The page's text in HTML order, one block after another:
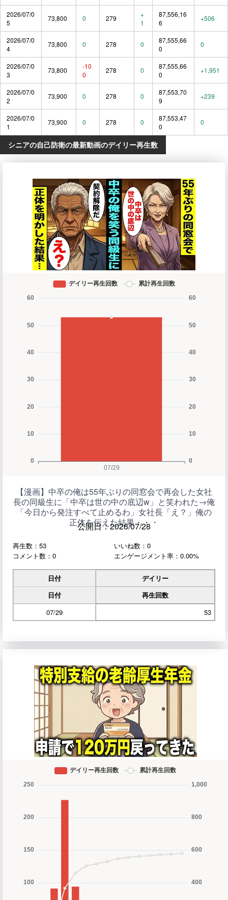
2026/07/0
5
73,800 0 279
+
1
87,556,16
6
+506
2026/07/0
4
73,800 0 278 0
87,555,66
0
0
2026/07/0
3
73,800
-10
0
278 0
87,555,66
0
+1,951
2026/07/0
2
73,900 0 278 0
87,553,70
9
+239
2026/07/0
1
73,900 0 278 0
87,553,47
0
0
シニアの自己防衛の最新動画のデイリー再生数
【漫画】中卒の俺は55年ぶりの同窓会で再会した女社
長の同級生に「中卒は世の中の底辺w」と笑われた→俺
「今日から発注すべて止めるわ」女社長「え？」俺の
正体を伝えた結果・・・
公開日：2026/07/28
再生数：53
いいね数：0
コメント数：0
エンゲージメント率：0.00%
日付
デイリー
日付
再生回数
07/29
53